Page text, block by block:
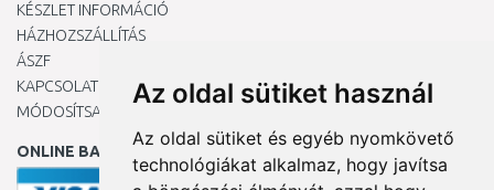
Az oldal sütiket használ
Az oldal sütiket és egyéb nyomkövető
technológiákat alkalmaz, hogy javítsa
KÉSZLET INFORMÁCIÓ
HÁZHOZSZÁLLÍTÁS
ÁSZF
KAPCSOLAT
MÓDOSÍTSA A COOKIE-BEÁLLÍTÁSAIMAT
ONLINE BANKKÁRTYÁVAL